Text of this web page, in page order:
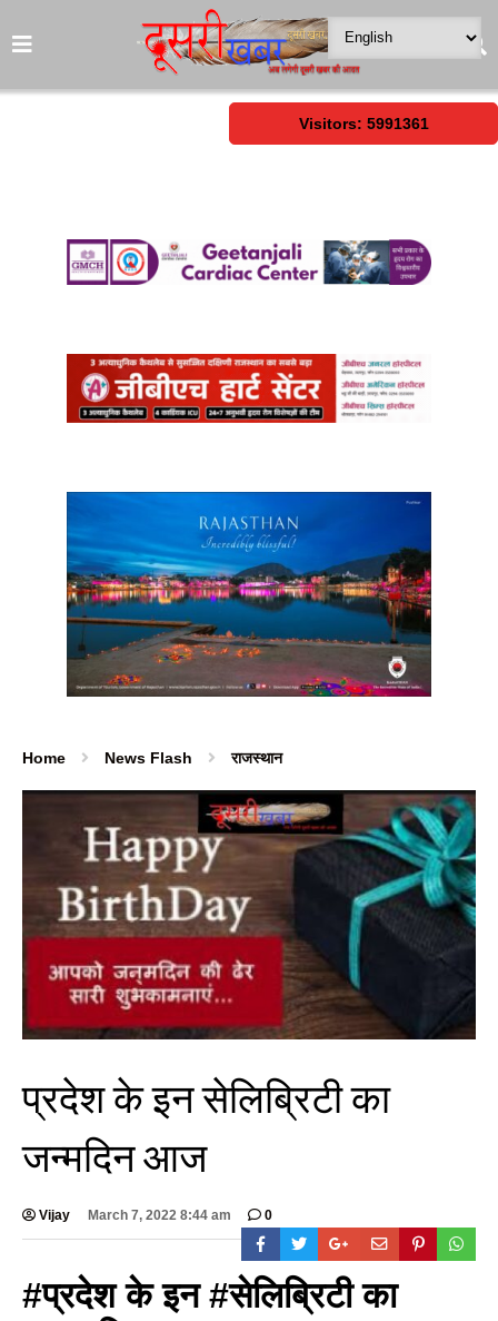
Visitors: 5991361
Home News Flash राजस्थान
प्रदेश के इन सेलिब्रिटी का
जन्मदिन आज
Vijay March 7, 2022 8:44 am 0
#प्रदेश के इन #सेलिब्रिटी का